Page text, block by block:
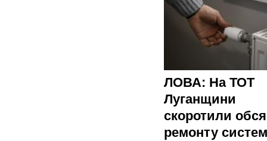
ЛОВА: На ТОТ
Луганщини
скоротили
ремонту